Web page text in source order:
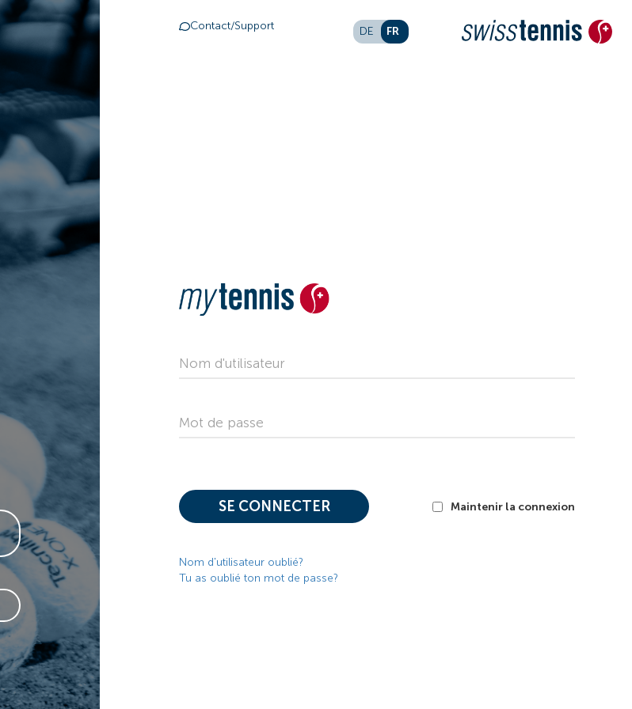
Contact/Support DE FR
Nom d'utilisateur
Mot de passe
Maintenir la connexion
SE CONNECTER
Nom d'utilisateur oublié?
Tu as oublié ton mot de passe?